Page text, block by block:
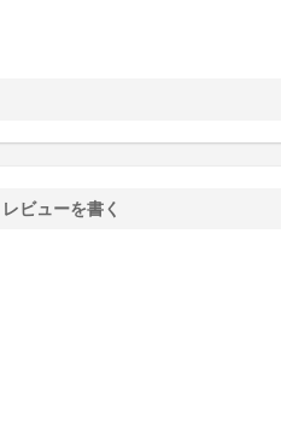
レビューを書く